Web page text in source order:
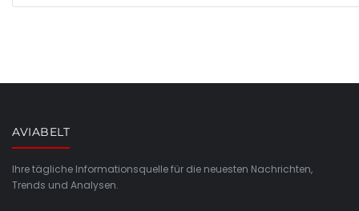
AVIABELT
Ihre tägliche Informationsquelle für die neuesten Nachrichten,
Trends und Analysen.